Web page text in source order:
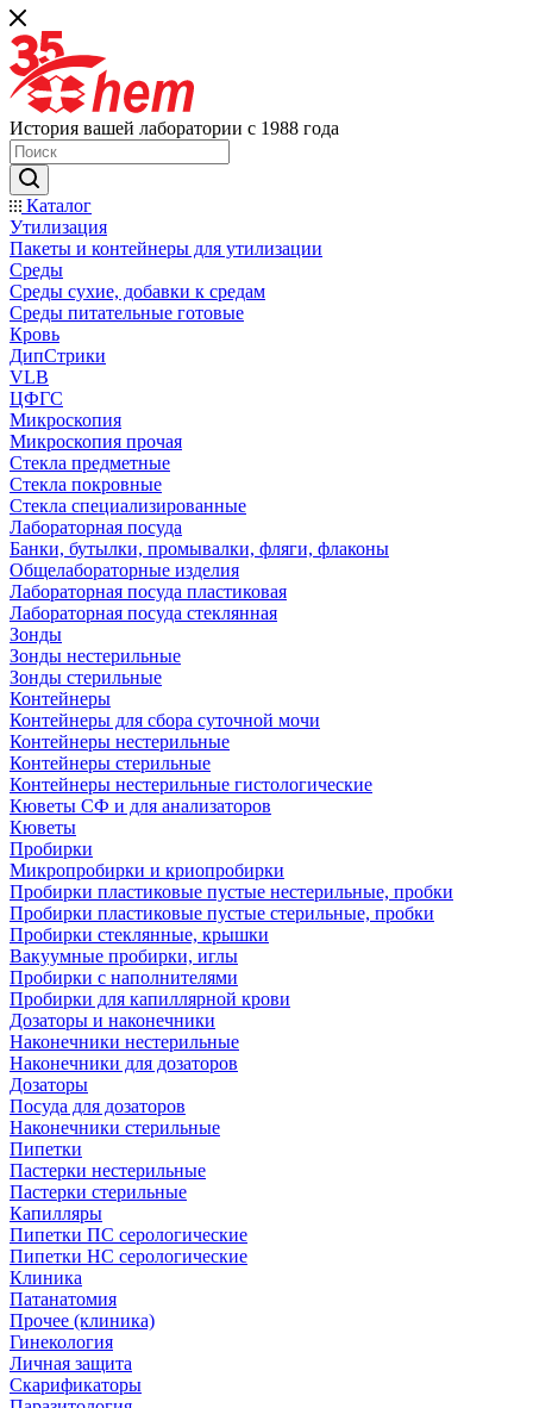
История вашей лаборатории с 1988 года
Каталог
Утилизация
Пакеты и контейнеры для утилизации
Среды
Среды сухие, добавки к средам
Среды питательные готовые
Кровь
ДипСтрики
VLB
ЦФГС
Микроскопия
Микроскопия прочая
Стекла предметные
Стекла покровные
Стекла специализированные
Лабораторная посуда
Банки, бутылки, промывалки, фляги, флаконы
Общелабораторные изделия
Лабораторная посуда пластиковая
Лабораторная посуда стеклянная
Зонды
Зонды нестерильные
Зонды стерильные
Контейнеры
Контейнеры для сбора суточной мочи
Контейнеры нестерильные
Контейнеры стерильные
Контейнеры нестерильные гистологические
Кюветы СФ и для анализаторов
Кюветы
Пробирки
Микропробирки и криопробирки
Пробирки пластиковые пустые нестерильные, пробки
Пробирки пластиковые пустые стерильные, пробки
Пробирки стеклянные, крышки
Вакуумные пробирки, иглы
Пробирки с наполнителями
Пробирки для капиллярной крови
Дозаторы и наконечники
Наконечники нестерильные
Наконечники для дозаторов
Дозаторы
Посуда для дозаторов
Наконечники стерильные
Пипетки
Пастерки нестерильные
Пастерки стерильные
Капилляры
Пипетки ПС серологические
Пипетки НС серологические
Клиника
Патанатомия
Прочее (клиника)
Гинекология
Личная защита
Скарификаторы